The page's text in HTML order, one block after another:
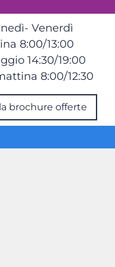
Venerdì
8:00/13:00
14:30/19:00
8:00/12:30
brochure offerte